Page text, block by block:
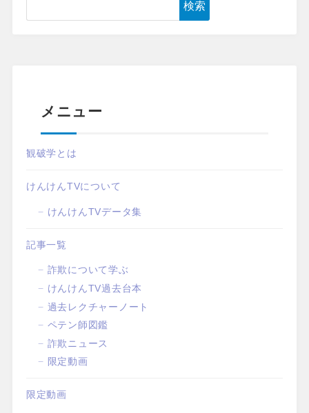
検索
メニュー
観破学とは
けんけんTVについて
けんけんTVデータ集
記事一覧
詐欺について学ぶ
けんけんTV過去台本
過去レクチャーノート
ペテン師図鑑
詐欺ニュース
限定動画
限定動画